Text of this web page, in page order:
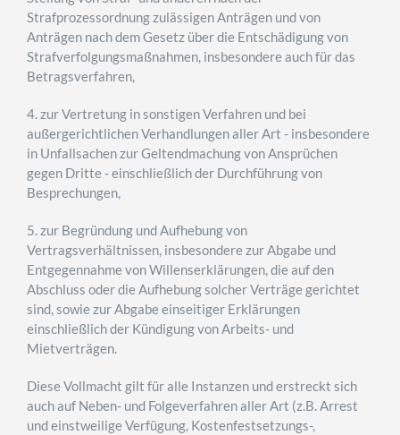
Strafprozessordnung zulässigen Anträgen und von
Anträgen nach dem Gesetz über die Entschädigung von
Strafverfolgungsmaßnahmen, insbesondere auch für das
Betragsverfahren,
4. zur Vertretung in sonstigen Verfahren und bei
außergerichtlichen Verhandlungen aller Art - insbesondere
in Unfallsachen zur Geltendmachung von Ansprüchen
gegen Dritte - einschließlich der Durchführung von
Besprechungen,
5. zur Begründung und Aufhebung von
Vertragsverhältnissen, insbesondere zur Abgabe und
Entgegennahme von Willenserklärungen, die auf den
Abschluss oder die Aufhebung solcher Verträge gerichtet
sind, sowie zur Abgabe einseitiger Erklärungen
einschließlich der Kündigung von Arbeits- und
Mietverträgen.
Diese Vollmacht gilt für alle Instanzen und erstreckt sich
auch auf Neben- und Folgeverfahren aller Art (z.B. Arrest
und einstweilige Verfügung, Kostenfestsetzungs-,